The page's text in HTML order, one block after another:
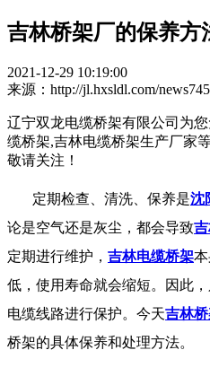
吉林桥架厂的保养方
2021-12-29 10:19:00
来源：http://jl.hxsldl.com/
辽宁双龙电缆桥架有限公司为
缆桥架,吉林电缆桥架生产厂家
敬请关注！
定期检查、清洗、保养是沈
论是空气还是灰尘，都会导致
定期进行维护， 吉林电缆桥架
低，使用寿命就会缩短。因此
电缆线路进行保护。今天吉林
桥架的具体保养和处理方法。